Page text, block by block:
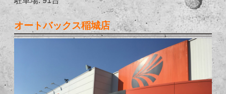
オートバックス稲城店